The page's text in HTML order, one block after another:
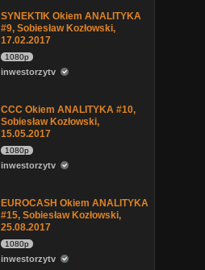
SYNEKTIK Okiem ANALITYKA
#9, Sobiesław Kozłowski,
17.02.2017
1080p
inwestorzytv
CCC Okiem ANALITYKA #10,
Sobiesław Kozłowski,
15.05.2017
1080p
inwestorzytv
EUROCASH Okiem ANALITYKA
#15, Sobiesław Kozłowski,
25.08.2017
1080p
inwestorzytv